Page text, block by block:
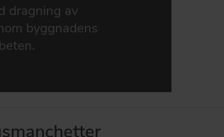
dragning av
byggnadens